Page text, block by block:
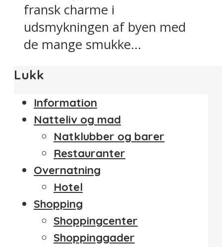
fransk charme i
udsmykningen af byen med
de mange smukke...
Lukk
Information
Natteliv og mad
Natklubber og barer
Restauranter
Overnatning
Hotel
Shopping
Shoppingcenter
Shoppinggader